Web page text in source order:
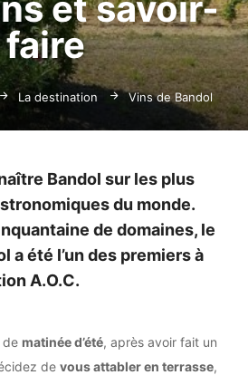
faire
La destination Vins de Bandol
Bandol sur les plus
du monde.
de domaines, le
a été l’un des premiers à
A.O.C.
de matinée d’été, après avoir fait un
de vous attabler en terrasse,